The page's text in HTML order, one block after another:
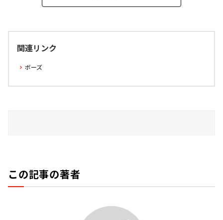
関連リンク
ボーズ
この記事の著者